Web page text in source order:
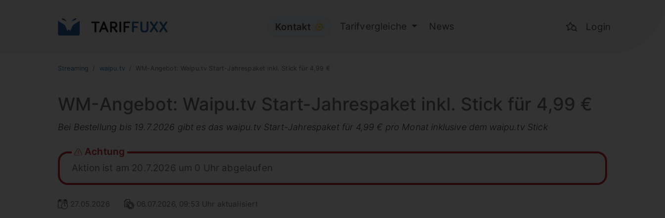
Kontakt ⦿ Tarifvergleiche News Login
Streaming waipu.tv WM-Angebot: Waipu.tv Start-Jahrespaket inkl. Stick für 4,99 €
WM-Angebot: Waipu.tv Start-Jahrespaket inkl. Stick für 4,99 €
Bei Bestellung bis 19.7.2026 gibt es das waipu.tv Start-Jahrespaket für 4,99 € pro Monat inklusive dem waipu.tv Stick
Achtung
Aktion ist am 20.7.2026 um 0 Uhr abgelaufen
27.05.2026 06.07.2026, 09:53 Uhr aktualisiert